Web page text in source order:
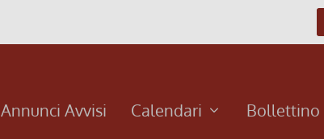
Annunci Avvisi Calendari Bollettino